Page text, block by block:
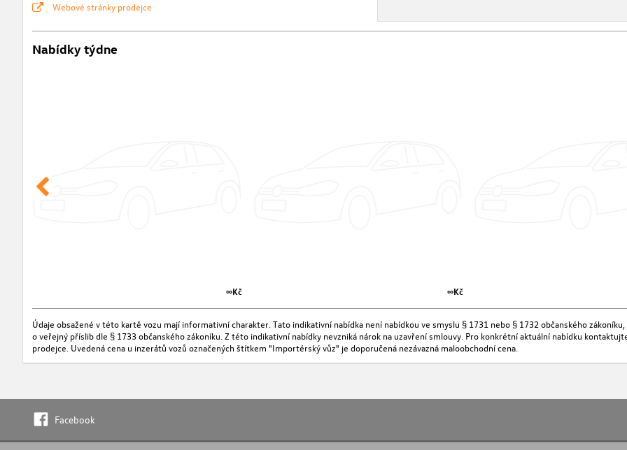
Webové stránky prodejce
Nabídky týdne
∞Kč ∞Kč
Údaje obsažené v této kartě vozu mají informativní charakter. Tato indikativní nabídka není nabídkou ve smyslu § 1731 nebo § 1732 občanského zákoníku,
o veřejný příslib dle § 1733 občanského zákoníku. Z této indikativní nabídky nevzniká nárok na uzavření smlouvy. Pro konkrétní aktuální nabídku
prodejce. Uvedená cena u inzerátů vozů označených štítkem "Importérský vůz" je doporučená nezávazná maloobchodní cena.
Facebook